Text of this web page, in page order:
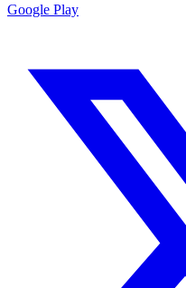
Google Play